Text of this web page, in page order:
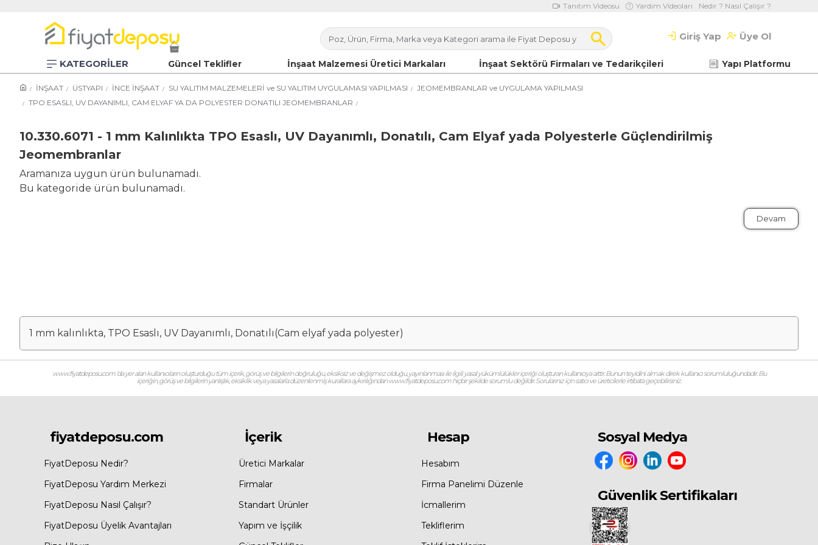
Tanıtım Videosu Yardım Videoları Nedir ? Nasıl Çalışır ?
Giriş Yap Üye Ol
KATEGORİLER Güncel Teklifler İnşaat Malzemesi Üretici Markaları İnşaat Sektörü Firmaları ve Tedarikçileri Yapı Platformu
İNŞAAT ÜSTYAPI İNCE İNŞAAT SU YALITIM MALZEMELERİ ve SU YALITIM UYGULAMASI YAPILMASI
JEOMEMBRANLAR ve UYGULAMA YAPILMASI
TPO ESASLI, UV DAYANIMLI, CAM ELYAF YA DA POLYESTER DONATILI JEOMEMBRANLAR
10.330.6071 - 1 mm Kalınlıkta TPO Esaslı, UV Dayanımlı, Donatılı, Cam Elyaf yada Polyesterle Güçlendirilmiş
Jeomembranlar
Aramanıza uygun ürün bulunamadı.
Bu kategoride ürün bulunamadı.
Devam
1 mm kalınlıkta, TPO Esaslı, UV Dayanımlı, Donatılı(Cam elyaf yada polyester)
www.fiyatdeposu.com ‘da yer alan kullanıcıların oluşturduğu tüm içerik, görüş ve bilgilerin doğruluğu, eksiksiz ve değişmez olduğu, yayınlanması ile ilgili yasal yükümlülükler içeriği oluşturan kullanıcıya aittir. Bunun teyidini almak direk kullanıcı sorumluluğundadır. Bu
içeriğin, görüş ve bilgilerin yanlışlık, eksiklik veya yasalarla düzenlenmiş kurallara aykırılığından www.fiyatdeposu.com hiçbir şekilde sorumlu değildir. Sorularınız için satıcı ve üreticilerle irtibata geçebilirsiniz.
fiyatdeposu.com
FiyatDeposu Nedir?
FiyatDeposu Yardım Merkezi
FiyatDeposu Nasıl Çalışır?
FiyatDeposu Üyelik Avantajları
İçerik
Üretici Markalar
Firmalar
Standart Ürünler
Yapım ve İşçilik
Hesap
Hesabım
Firma Panelimi Düzenle
İcmallerim
Tekliflerim
Sosyal Medya
Güvenlik Sertifikaları